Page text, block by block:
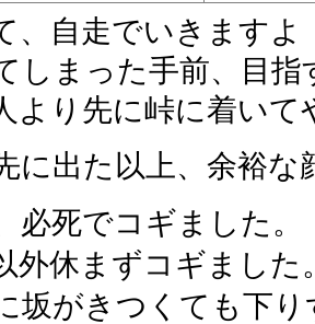
、自走でいきますよ
しまった手前、目
より先に峠に着いて
に出た以上、余裕
必死でコギました。
外休まずコギました
坂がきつくても下